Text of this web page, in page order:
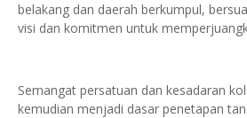
belakang dan daerah berkumpul,
visi dan komitmen untuk
Semangat persatuan dan kesadaran
kemudian menjadi dasar penetapan